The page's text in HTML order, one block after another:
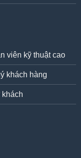
viên kỹ thuật cao
khách hàng
khách